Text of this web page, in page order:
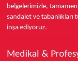
belgelerimizle,
sandalet ve tabanlıkları
inşa ediyoruz.
Medikal &